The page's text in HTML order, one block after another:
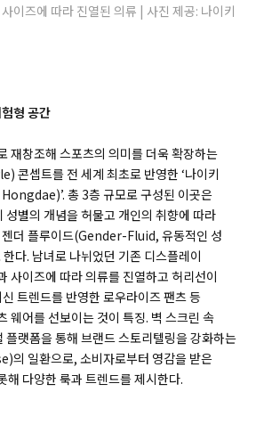
이즈에 따라 진열된 의류 | 사진 제공: 나이키
형 공간
재창조해 스포츠의 의미를 더욱 확장하는
콘셉트를 전 세계 최초로 반영한 ‘나이키
총 3층 규모로 구성된 이곳은
성별의 개념을 허물고 개인의 취향에 따라
젠더 플루이드(Gender-Fluid, 유동적인 성
다. 남녀로 나뉘었던 기존 디스플레이
사이즈에 따라 의류를 진열하고 허리선이
트렌드를 반영한 로우라이즈 팬츠 등
웨어를 선보이는 것이 특징. 벽 스크린 속
플랫폼을 통해 브랜드 스토리텔링을 강화하는
의 일환으로, 소비자로부터 영감을 받은
해 다양한 룩과 트렌드를 제시한다.